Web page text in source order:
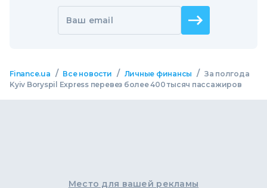
Ваш email
Finance.ua / Все новости / Личные финансы / За полгода
Kyiv Boryspil Express перевез более 400 тысяч пассажиров
Место для вашей рекламы